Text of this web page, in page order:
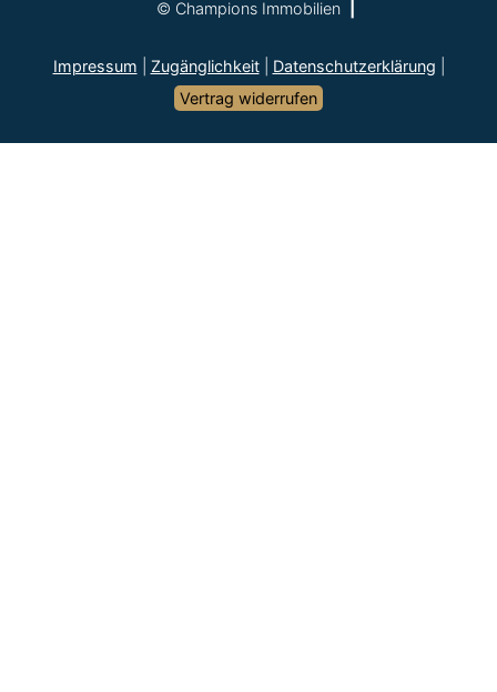
© Champions Immobilien
Impressum Zugänglichkeit| Datenschutz­erklärung
Vertrag widerrufen